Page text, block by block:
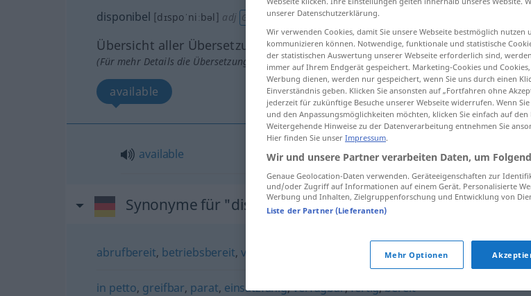
disponibel [dɪspoˈniːbəl] adj GEH
Übersicht aller Übersetzungen
(Für mehr Details die Übersetzung anklicken/antippen)
available
available disponibel
Synonyme für "disponibel"
abrufbereit, betriebsbereit, verfügbar
in petto, greifbar, parat, einsatzfähig,verfügbar,fertig,bereit
unserer Datenschutzerklärung.
Wir verwenden Cookies, damit Sie unsere Webseite bestmöglich nutzen
kommunizieren können. Notwendige, funktionale und statistische
der statistischen Auswertung unserer Webseite erforderlich sind,
immer auf Ihrem Endgerät gespeichert. Marketing-Cookies und
Werbung dienen, werden nur gespeichert, wenn Sie uns durch einen
Einverständnis geben. Klicken Sie ansonsten auf „Fortfahren ohne
jederzeit für zukünftige Besuche unserer Webseite widerrufen. Wenn
und den Anpassungsmöglichkeiten möchten, klicken Sie einfach auf
Weitergehende Hinweise zu der Datenverarbeitung entnehmen Sie
Hier finden Sie unser Impressum.
Wir und unsere Partner verarbeiten Daten, um
Genaue Geolocation-Daten verwenden. Geräteeigenschaften zur
und/oder Zugriff auf Informationen auf einem Gerät. Personalisierte
Werbung und Inhalten, Zielgruppenforschung und Entwicklung von
Liste der Partner (Lieferanten)
Mehr Optionen